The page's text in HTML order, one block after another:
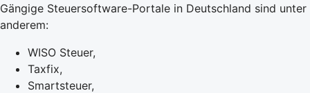
Gängige Steuersoftware-Portale in Deutschland sind unter
anderem:
WISO Steuer,
Taxfix,
Smartsteuer,